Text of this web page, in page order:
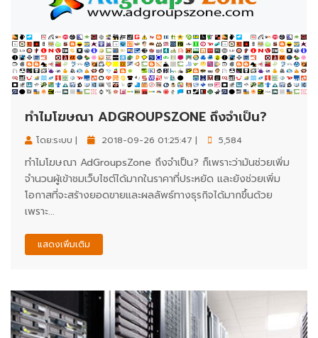
ทำไมโฆษณา ADGROUPSZONE ถึงจำเป็น?
โดย:ระบบ | 2018-09-26 01:25:47 | 5,584
ทำไมโฆษณา AdGroupsZone ถึงจำเป็น? ก็เพราะว่ามันช่วยเพิ่ม
จำนวนผู้เข้าชมเว็บไซต์ได้มากในราคาที่ประหยัด และยังช่วยเพิ่ม
โอกาสที่จะสร้างยอดขายและผลลัพธ์ทางธุรกิจได้มากขึ้นด้วย
เพราะ...
แสดงเพิ่มเติม